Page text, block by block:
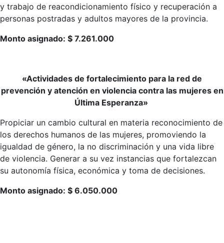
y trabajo de reacondicionamiento físico y recuperación a
personas postradas y adultos mayores de la provincia.
Monto asignado: $ 7.261.000
«Actividades de fortalecimiento para la red de
prevención y atención en violencia contra las mujeres en
Última Esperanza»
Propiciar un cambio cultural en materia reconocimiento de
los derechos humanos de las mujeres, promoviendo la
igualdad de género, la no discriminación y una vida libre
de violencia. Generar a su vez instancias que fortalezcan
su autonomía física, económica y toma de decisiones.
Monto asignado: $ 6.050.000